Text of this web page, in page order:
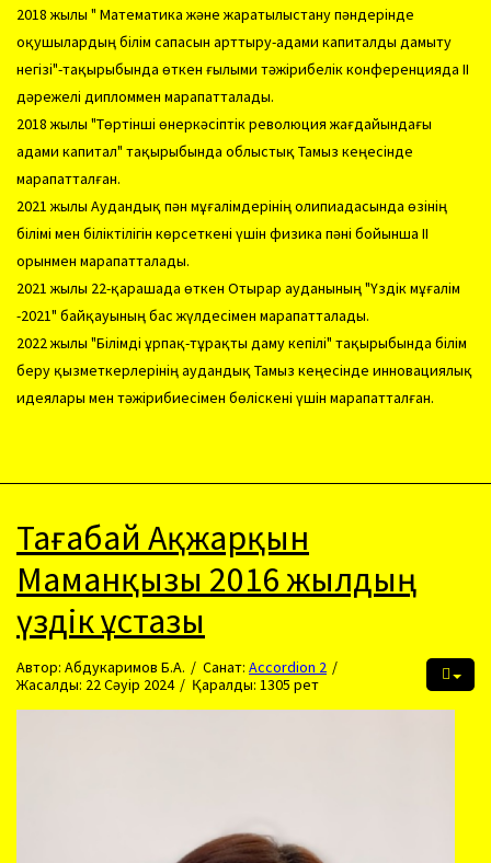
2018 жылы " Математика және жаратылыстану пәндерінде
оқушылардың білім сапасын арттыру-адами капиталды дамыту
негізі"-тақырыбында өткен ғылыми тәжірибелік конференцияда ІІ
дәрежелі дипломмен марапатталады.
2018 жылы "Төртінші өнеркәсіптік революция жағдайындағы
адами капитал" тақырыбында облыстық Тамыз кеңесінде
марапатталған.
2021 жылы Аудандық пән мұғалімдерінің олипиадасында өзінің
білімі мен біліктілігін көрсеткені үшін физика пәні бойынша ІІ
орынмен марапатталады.
2021 жылы 22-қарашада өткен Отырар ауданының "Үздік мұғалім
-2021" байқауының бас жүлдесімен марапатталады.
2022 жылы "Білімді ұрпақ-тұрақты даму кепілі" тақырыбында білім
беру қызметкерлерінің аудандық Тамыз кеңесінде инновациялық
идеялары мен тәжірибиесімен бөліскені үшін марапатталған.
Тағабай Ақжарқын
Маманқызы 2016 жылдың
үздік ұстазы
Автор: Абдукаримов Б.А. Санат: Accordion 2
Жасалды: 22 Сәуір 2024
Қаралды: 1305 рет